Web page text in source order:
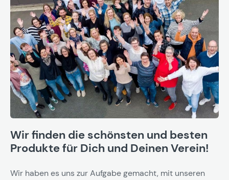
Wir finden die schönsten und besten
Produkte für Dich und Deinen Verein!
Wir haben es uns zur Aufgabe gemacht, mit unseren